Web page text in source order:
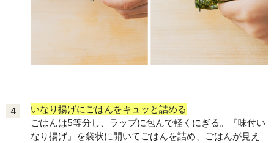
4
いなり揚げにごはんをキュッと詰める
ごはんは5等分し、ラップに包んで軽くにぎる。『味付い
なり揚げ』を袋状に開いてごはんを詰め、ごはんが見え